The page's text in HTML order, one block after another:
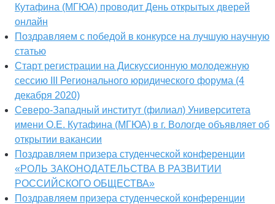
Кутафина (МГЮА) проводит День открытых дверей
онлайн
Поздравляем с победой в конкурсе на лучшую научную
статью
Старт регистрации на Дискуссионную молодежную
сессию III Регионального юридического форума (4
декабря 2020)
Северо-Западный институт (филиал) Университета
имени О.Е. Кутафина (МГЮА) в г. Вологде объявляет об
открытии вакансии
Поздравляем призера студенческой конференции
«РОЛЬ ЗАКОНОДАТЕЛЬСТВА В РАЗВИТИИ
РОССИЙСКОГО ОБЩЕСТВА»
Поздравляем призера студенческой конференции